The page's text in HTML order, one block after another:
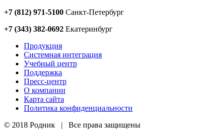
+7 (812) 971-5100 Санкт-Петербург
+7 (343) 382-0692 Екатеринбург
Продукция
Системная интеграция
Учебный центр
Поддержка
Пресс-центр
О компании
Карта сайта
Политика конфиденциальности
© 2018 Родник | Все права защищены